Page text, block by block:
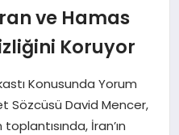
ve Hamas
Koruyor
Konusunda Yorum
Sözcüsü David Mencer,
İran’ın